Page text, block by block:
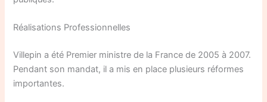
Réalisations Professionnelles
Villepin a été Premier ministre de la France de 2005 à 2007.
Pendant son mandat, il a mis en place plusieurs réformes
importantes.